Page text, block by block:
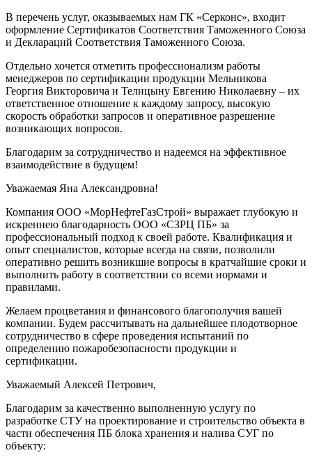
В перечень услуг, оказываемых нам ГК «Серконс», входит
оформление Сертификатов Соответствия Таможенного Союза
и Деклараций Соответствия Таможенного Союза.
Отдельно хочется отметить профессионализм работы
менеджеров по сертификации продукции Мельникова
Георгия Викторовича и Телицыну Евгению Николаевну – их
ответственное отношение к каждому запросу, высокую
скорость обработки запросов и оперативное разрешение
возникающих вопросов.
Благодарим за сотрудничество и надеемся на эффективное
взаимодействие в будущем!
Уважаемая Яна Александровна!
Компания ООО «МорНефтеГазСтрой» выражает глубокую и
искреннею благодарность ООО «СЗРЦ ПБ» за
профессиональный подход к своей работе. Квалификация и
опыт специалистов, которые всегда на связи, позволили
оперативно решить возникшие вопросы в кратчайшие сроки и
выполнить работу в соответствии со всеми нормами и
правилами.
Желаем процветания и финансового благополучия вашей
компании. Будем рассчитывать на дальнейшее плодотворное
сотрудничество в сфере проведения испытаний по
определению пожаробезопасности продукции и
сертификации.
Уважаемый Алексей Петрович,
Благодарим за качественно выполненную услугу по
разработке СТУ на проектирование и строительство объекта в
части обеспечения ПБ блока хранения и налива СУГ по
объекту: